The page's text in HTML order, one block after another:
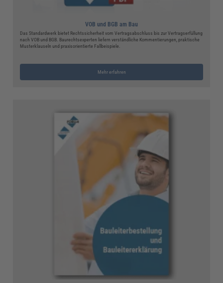
VOB und BGB am Bau
Das Standardwerk bietet Rechtssicherheit vom Vertragsabschluss bis zur Vertragserfüllung
nach VOB und BGB. Baurechtsexperten liefern verständliche Kommentierungen, praktische
Musterklauseln und praxisorientierte Fallbeispiele.
Mehr erfahren